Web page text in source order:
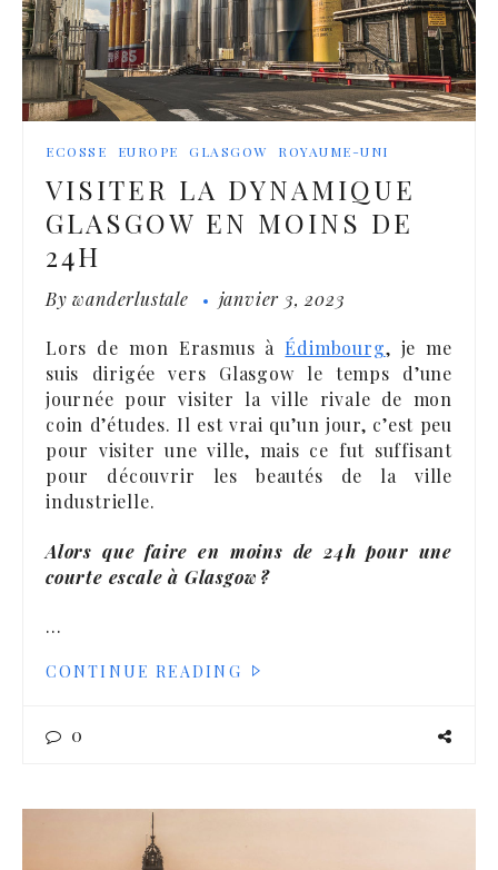
ECOSSE EUROPE GLASGOW ROYAUME-UNI
VISITER LA DYNAMIQUE
GLASGOW EN MOINS DE
24H
Bywanderlustale janvier 3, 2023
Lors de mon Erasmus àÉdimbourg, je me
suis dirigée vers Glasgow le temps d’une
journée pour visiter la ville rivale de mon
coin d’études. Il est vrai qu’un jour, c’est peu
pour visiter une ville, mais ce fut suffisant
pour découvrir les beautés de la ville
industrielle.
Alors que faire en moins de 24h pour une
courte escale à Glasgow ?
…
CONTINUE READING
0